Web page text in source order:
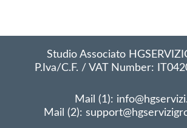
Studio Associato
P.Iva/C.F. / VAT Number:
Mail (1):
Mail (2):